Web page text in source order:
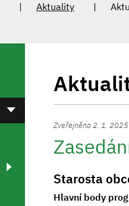
Aktuality
Zveřejněno 2. 1. 2025
Starosta
Hlavní body